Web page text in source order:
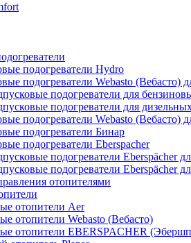
подогреватели Hydro
подогреватели Webasto (Вебасто)
подогреватели для
подогреватели для
подогреватели Webasto (Вебасто)
подогреватели Бинар
подогреватели Eberspacher
подогреватели Eberspächer
подогреватели Eberspächer
отопителями
отопители Аer
отопители Webasto (Вебасто)
отопители EBERSPACHER